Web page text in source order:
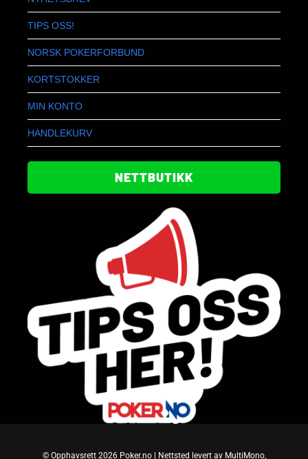
TIPS OSS!
NORSK POKERFORBUND
KORTSTOKKER
MIN KONTO
HANDLEKURV
NETTBUTIKK
© Opphavsrett 2026 Poker.no | Nettsted levert av MultiMono,